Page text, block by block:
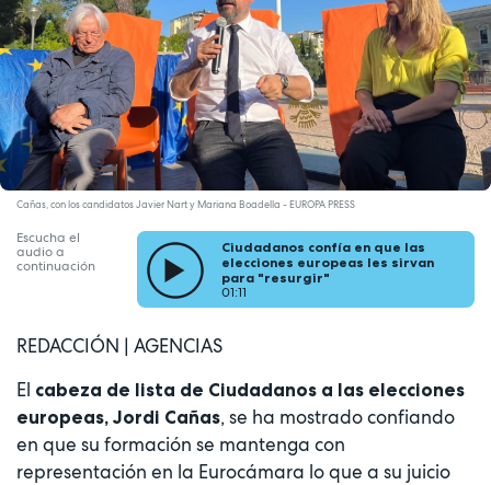
Cañas, con los candidatos Javier Nart y Mariana Boadella - EUROPA PRESS
Escucha el
audio a
continuación
Ciudadanos confía en que las
elecciones europeas les sirvan
para "resurgir"
01:11
REDACCIÓN | AGENCIAS
El cabeza de lista de Ciudadanos a las elecciones
europeas, Jordi Cañas, se ha mostrado confiando
en que su formación se mantenga con
representación en la Eurocámara lo que a su juicio